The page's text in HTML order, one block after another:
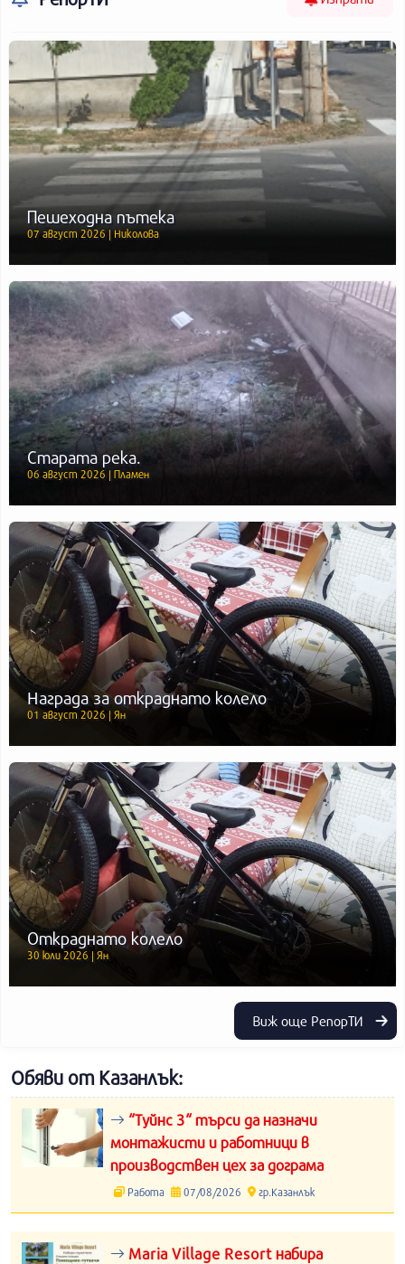
Пешеходна пътека
07 август 2026 | Николова
Старата река.
06 август 2026 | Пламен
Награда за откраднато колело
01 август 2026 | Ян
Откраднато колело
30 юли 2026 | Ян
Виж още РепорТИ
Обяви от Казанлък:
“Туйнс 3“ търси да назначи
монтажисти и работници в
производствен цех за дограма
Работа 07/08/2026 гр.Казанлък
Maria Village Resort набира